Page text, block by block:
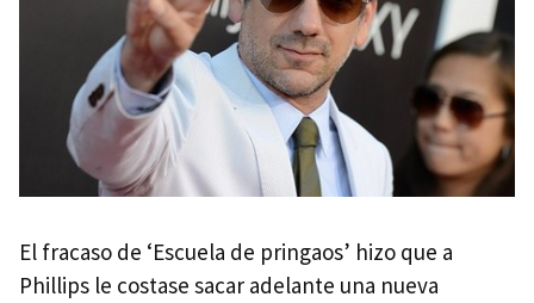
El fracaso de ‘Escuela de pringaos’ hizo que a
Phillips le costase sacar adelante una nueva